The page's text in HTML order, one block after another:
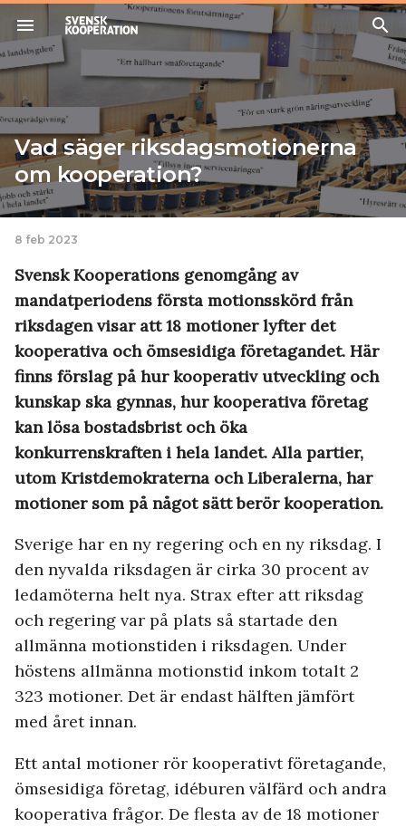
menu search
Vad säger riksdagsmotionerna
om kooperation?
8 feb 2023
Svensk Kooperations genomgång av
mandatperiodens första motionsskörd från
riksdagen visar att 18 motioner lyfter det
kooperativa och ömsesidiga företagandet. Här
finns förslag på hur kooperativ utveckling och
kunskap ska gynnas, hur kooperativa företag
kan lösa bostadsbrist och öka
konkurrenskraften i hela landet. Alla partier,
utom Kristdemokraterna och Liberalerna, har
motioner som på något sätt berör kooperation.
Sverige har en ny regering och en ny riksdag. I
den nyvalda riksdagen är cirka 30 procent av
ledamöterna helt nya. Strax efter att riksdag
och regering var på plats så startade den
allmänna motionstiden i riksdagen. Under
höstens allmänna motionstid inkom totalt 2
323 motioner. Det är endast hälften jämfört
med året innan.
Ett antal motioner rör kooperativt företagande,
ömsesidiga företag, idéburen välfärd och andra
kooperativa frågor. De flesta av de 18 motioner